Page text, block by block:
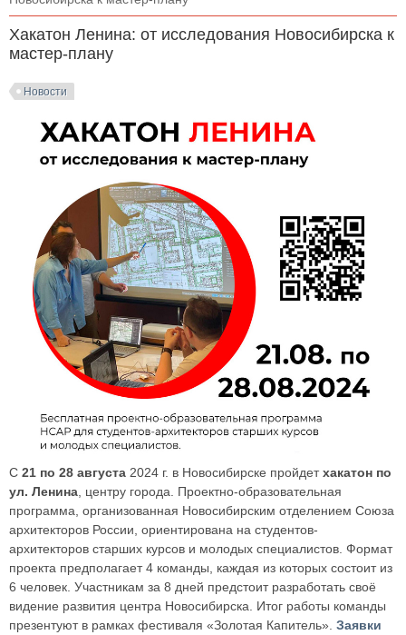
Хакатон Ленина: от исследования Новосибирска к
мастер-плану
Новости
С 21 по 28 августа 2024 г. в Новосибирске пройдетхакатон по
ул. Ленина , центру города. Проектно-образовательная
программа, организованная Новосибирским отделением Союза
архитекторов России, ориентирована на студентов-
архитекторов старших курсов и молодых специалистов. Формат
проекта предполагает 4 команды, каждая из которых состоит из
6 человек. Участникам за 8 дней предстоит разработать своё
видение развития центра Новосибирска. Итог работы команды
презентуют в рамках фестиваля «Золотая Капитель». Заявки